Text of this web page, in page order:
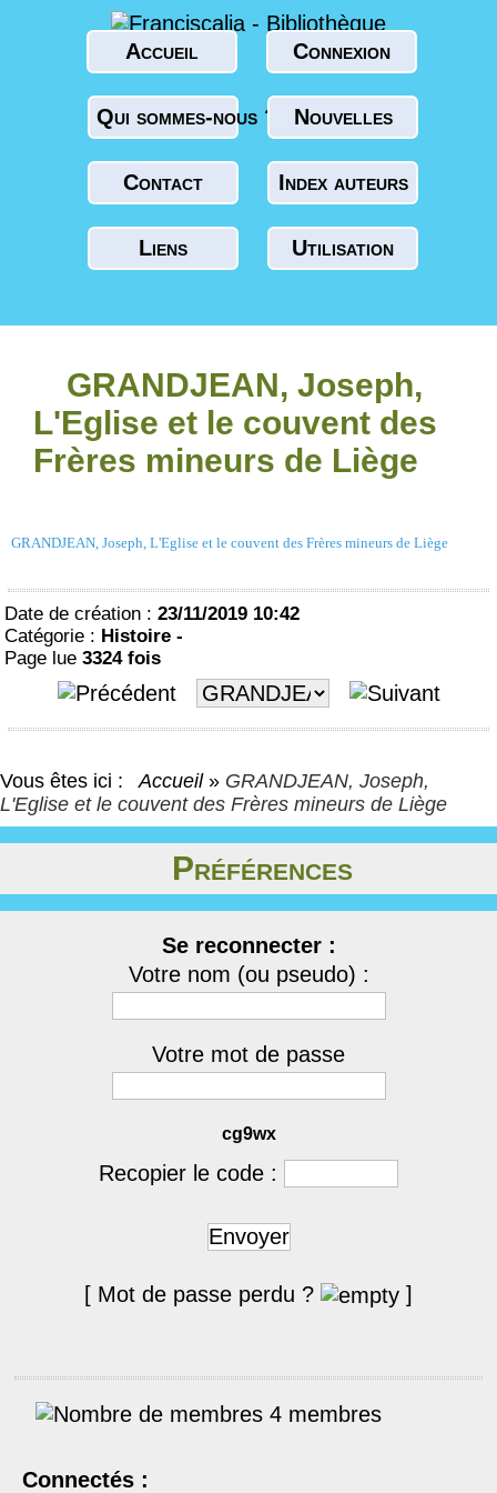
Accueil Connexion
Qui sommes-nous ? Nouvelles
Contact Index auteurs
Liens Utilisation
GRANDJEAN, Joseph,
L'Eglise et le couvent des
Frères mineurs de Liège
GRANDJEAN, Joseph, L'Eglise et le couvent des Frères mineurs de Liège
Date de création : 23/11/2019 10:42
Catégorie : Histoire -
Page lue 3324 fois
Vous êtes ici : Accueil » GRANDJEAN, Joseph,
L'Eglise et le couvent des Frères mineurs de Liège
Préférences
Se reconnecter :
Votre nom (ou pseudo) :
Votre mot de passe
cg9wx
Recopier le code :
Envoyer
[ Mot de passe perdu ? ]
4 membres
Connectés :